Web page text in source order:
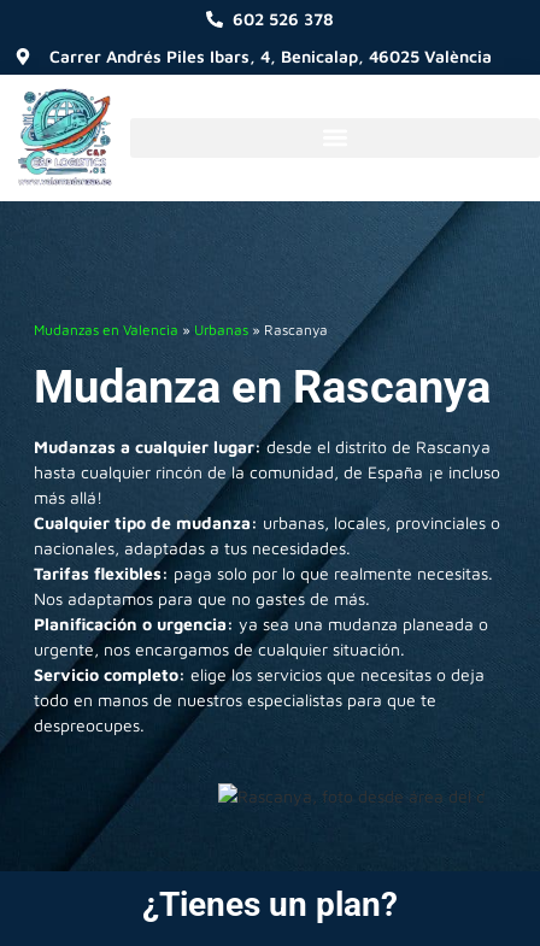
602 526 378
Carrer Andrés Piles Ibars, 4, Benicalap, 46025 València
Mudanzas en Valencia » Urbanas » Rascanya
Mudanza en Rascanya
Mudanzas a cualquier lugar:desde el distrito de Rascanya
hasta cualquier rincón de la comunidad, de España ¡e incluso
más allá!
Cualquier tipo de mudanza: urbanas, locales, provinciales o
nacionales, adaptadas a tus necesidades.
Tarifas flexibles: paga solo por lo que realmente necesitas.
Nos adaptamos para que no gastes de más.
Planificación o urgencia: ya sea una mudanza planeada o
urgente, nos encargamos de cualquier situación.
Servicio completo: elige los servicios que necesitas o deja
todo en manos de nuestros especialistas para que te
despreocupes.
¿Tienes un plan?